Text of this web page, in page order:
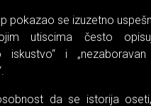
pokazao se izuzetno
utiscima često
iskustvo“ i
da se istorija